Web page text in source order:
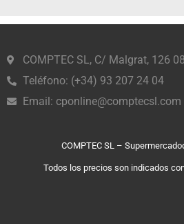
COMPTEC SL, C/ Malgrat, 126
Teléfono: (+34) 93 207 24 04
Email: cponline@comptecsl.com
COMPTEC SL –
Todos los precios son indicados